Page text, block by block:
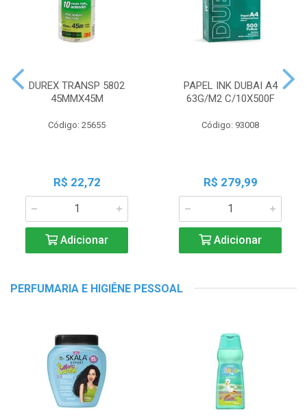
DUREX TRANSP 5802
45MMX45M
Código: 25655
R$ 22,72
Adicionar
PAPEL INK DUBAI A4
63G/M2 C/10X500F
Código: 93008
R$ 279,99
Adicionar
PERFUMARIA E HIGIÊNE PESSOAL